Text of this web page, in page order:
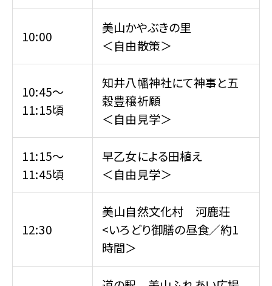
10:00
美山かやぶきの里
＜自由散策＞
10:45～
11:15頃
知井八幡神社にて神事と五
穀豊穣祈願
＜自由見学＞
11:15～
11:45頃
早乙女による田植え
＜自由見学＞
12:30
美山自然文化村 河鹿荘
<いろどり御膳の昼食／約1
時間＞